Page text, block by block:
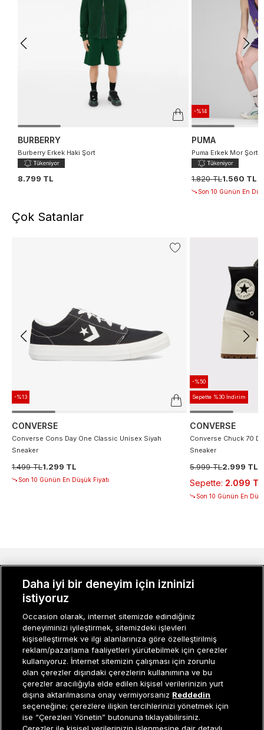
BURBERRY
Burberry Erkek Haki Şort
8.799 TL
-%14
PUMA
Puma Erkek Mor Şort
1.820 TL1.560 TL
Son 10 Günün En
Çok Satanlar
-%13
CONVERSE
Converse Cons Day One Classic Unisex Siyah
Sneaker
1.499 TL1.299 TL
Son 10 Günün En Düşük Fiyatı
-%50
Sepette %30 İndirim
CONVERSE
Converse Chuck 70
Sneaker
5.999 TL2.999 TL
Sepette: 2.099 TL
Son 10 Günün En
Müşteri İlişkileri0 850 800 01 20
KURUMSAL
KADIN KATEGORILER
GRUP MARKALAR
ERKEK KATEGORILER
Daha iyi bir deneyim için izninizi
istiyoruz
Occasion olarak, internet sitemizde edindiğiniz
deneyiminizi iyileştirmek, sitemizdeki işlevleri
kişiselleştirmek ve ilgi alanlarınıza göre özelleştirilmiş
reklam/pazarlama faaliyetleri yürütebilmek için çerezler
kullanıyoruz. İnternet sitemizin çalışması için zorunlu
olan çerezler dışındaki çerezlerin kullanımına ve bu
çerezler aracılığıyla elde edilen kişisel verilerinizin yurt
dışına aktarılmasına onay vermiyorsanız Reddedin
seçeneğine; çerezlere ilişkin tercihlerinizi yönetmek için
ise “Çerezleri Yönetin” butonuna tıklayabilirsiniz.